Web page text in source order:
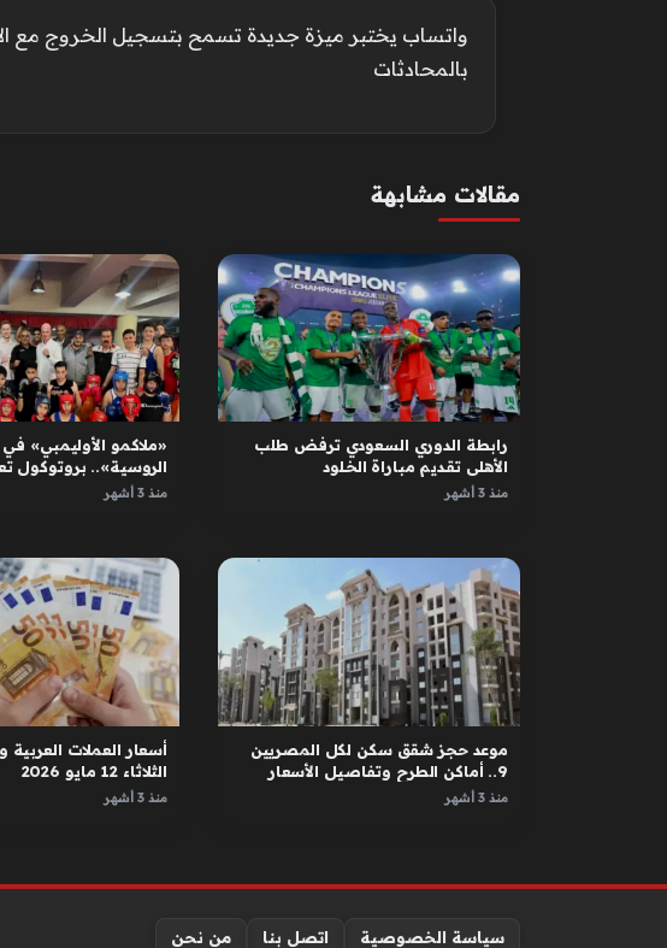
واتساب يختبر ميزة جديدة تسمح بتسجيل الخروج مع
بالمحادثات
مقالات مشابهة
رابطة الدوري السعودي ترفض طلب
الأهلي تقديم مباراة الخلود
منذ 3 أشهر
«ملاكمو الأوليمبي»
الروسية».. بروتوكول
الأبطال
منذ 3 أشهر
موعد حجز شقق سكن لكل المصريين
9.. أماكن الطرح وتفاصيل الأسعار
منذ 3 أشهر
أسعار العملات العربية
الثلاثاء 12 مايو 2026
منذ 3 أشهر
سياسة الخصوصية اتصل بنا من نحن